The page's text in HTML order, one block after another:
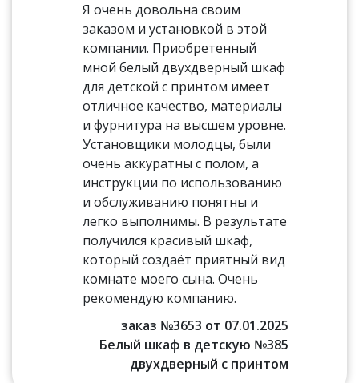
Я очень довольна своим
заказом и установкой в этой
компании. Приобретенный
мной белый двухдверный шкаф
для детской с принтом имеет
отличное качество, материалы
и фурнитура на высшем уровне.
Установщики молодцы, были
очень аккуратны с полом, а
инструкции по использованию
и обслуживанию понятны и
легко выполнимы. В результате
получился красивый шкаф,
который создаёт приятный вид
комнате моего сына. Очень
рекомендую компанию.
заказ №3653 от 07.01.2025
Белый шкаф в детскую №385
двухдверный с принтом